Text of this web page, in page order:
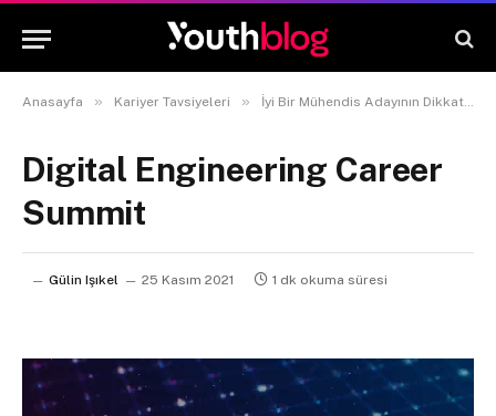
Anasayfa » Kariyer Tavsiyeleri » İyi Bir Mühendis Adayının Dikkat Etmesi Gereken 10 Şey
Digital Engineering Career
Summit
Gülin Işıkel 25 Kasım 2021 1 dk okuma süresi
Video
oynatıcı